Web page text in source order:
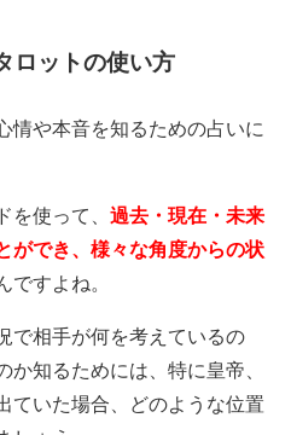
ロットの使い方
情や本音を知るための占いに
を使って、 過去・現在・未来
ができ、様々な角度からの状
ですよね。
で相手が何を考えているの
知るためには、特に皇帝、
ていた場合、どのような位置